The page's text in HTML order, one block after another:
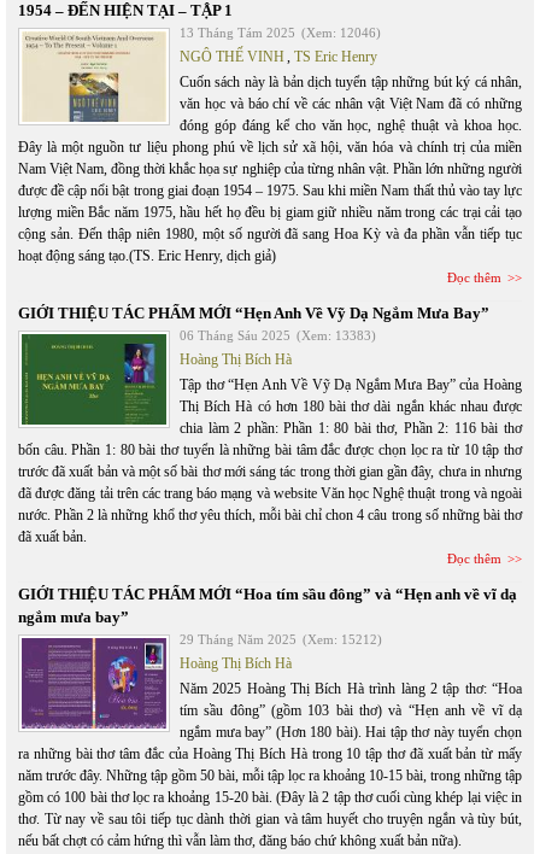
1954 – ĐẾN HIỆN TẠI – TẬP 1
13 Tháng Tám 2025 (Xem: 12046)
NGÔ THẾ VINH, TS Eric Henry
Cuốn sách này là bản dịch tuyển tập những bút ký cá nhân,
văn học và báo chí về các nhân vật Việt Nam đã có những
đóng góp đáng kể cho văn học, nghệ thuật và khoa học.
Đây là một nguồn tư liệu phong phú về lịch sử xã hội, văn hóa và chính trị của miền
Nam Việt Nam, đồng thời khắc họa sự nghiệp của từng nhân vật. Phần lớn những người
được đề cập nổi bật trong giai đoạn 1954 – 1975. Sau khi miền Nam thất thủ vào tay lực
lượng miền Bắc năm 1975, hầu hết họ đều bị giam giữ nhiều năm trong các trại cải tạo
cộng sản. Đến thập niên 1980, một số người đã sang Hoa Kỳ và đa phần vẫn tiếp tục
hoạt động sáng tạo.(TS. Eric Henry, dịch giả)
Đọc thêm
GIỚI THIỆU TÁC PHẨM MỚI “Hẹn Anh Về Vỹ Dạ Ngắm Mưa Bay”
06 Tháng Sáu 2025 (Xem: 13383)
Hoàng Thị Bích Hà
Tập thơ “Hẹn Anh Về Vỹ Dạ Ngắm Mưa Bay” của Hoàng
Thị Bích Hà có hơn 180 bài thơ dài ngắn khác nhau được
chia làm 2 phần: Phần 1: 80 bài thơ, Phần 2: 116 bài thơ
bốn câu. Phần 1: 80 bài thơ tuyển là những bài tâm đắc được chọn lọc ra từ 10 tập thơ
trước đã xuất bản và một số bài thơ mới sáng tác trong thời gian gần đây, chưa in nhưng
đã được đăng tải trên các trang báo mạng và website Văn học Nghệ thuật trong và ngoài
nước. Phần 2 là những khổ thơ yêu thích, mỗi bài chỉ chon 4 câu trong số những bài thơ
đã xuất bản.
Đọc thêm
GIỚI THIỆU TÁC PHẨM MỚI “Hoa tím sầu đông” và “Hẹn anh về vĩ dạ
ngắm mưa bay”
29 Tháng Năm 2025 (Xem: 15212)
Hoàng Thị Bích Hà
Năm 2025 Hoàng Thị Bích Hà trình làng 2 tập thơ: “Hoa
tím sầu đông” (gồm 103 bài thơ) và “Hẹn anh về vĩ dạ
ngắm mưa bay” (Hơn 180 bài). Hai tập thơ này tuyển chọn
ra những bài thơ tâm đắc của Hoàng Thị Bích Hà trong 10 tập thơ đã xuất bản từ mấy
năm trước đây. Những tập gồm 50 bài, mỗi tập lọc ra khoảng 10-15 bài, trong những tập
gồm có 100 bài thơ lọc ra khoảng 15-20 bài. (Đây là 2 tập thơ cuối cùng khép lại việc in
thơ. Từ nay về sau tôi tiếp tục dành thời gian và tâm huyết cho truyện ngắn và tùy bút,
nếu bất chợt có cảm hứng thì vẫn làm thơ, đăng báo chứ không xuất bản nữa).